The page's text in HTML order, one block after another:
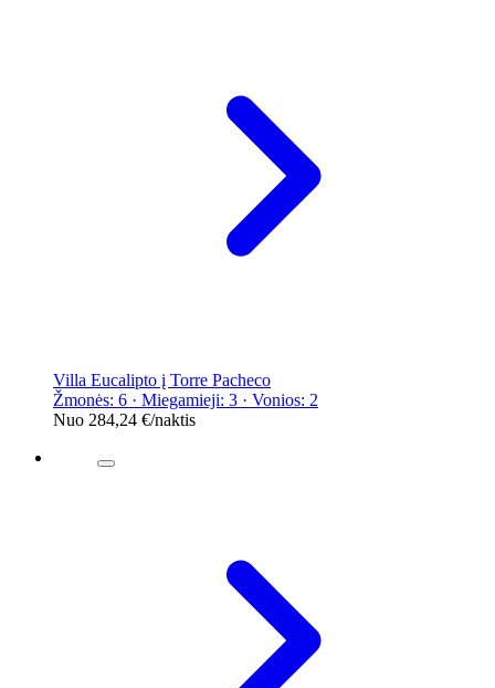
Villa Eucalipto į Torre Pacheco
Žmonės: 6 · Miegamieji: 3 · Vonios: 2
Nuo 284,24 €/naktis